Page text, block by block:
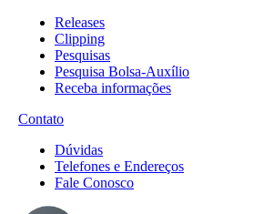
Releases
Clipping
Pesquisas
Pesquisa Bolsa-Auxílio
Receba informações
Contato
Dúvidas
Telefones e Endereços
Fale Conosco